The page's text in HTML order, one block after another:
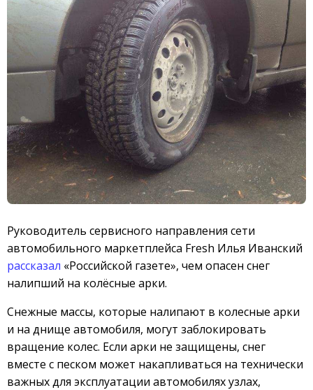
Руководитель сервисного направления сети
автомобильного маркетплейса Fresh Илья Иванский
рассказал «Российской газете», чем опасен снег
налипший на колёсные арки.
Снежные массы, которые налипают в колесные арки
и на днище автомобиля, могут заблокировать
вращение колес. Если арки не защищены, снег
вместе с песком может накапливаться на технически
важных для эксплуатации автомобилях узлах,